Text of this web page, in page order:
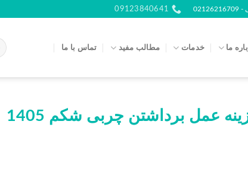
09123840641
ما خدمات مطالب مفید تماس با ما
عمل برداشتن چربی شکم 1405